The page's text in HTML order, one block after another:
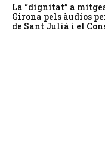
La “dignitat” a
Girona pels àudios
de Sant Julià i el